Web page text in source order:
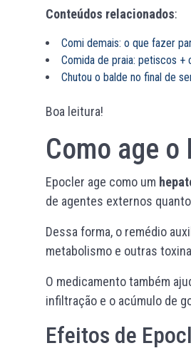
Conteúdos relacionados:
Comi demais: o que fazer
Comida de praia: petiscos
Chutou o balde no final de
Boa leitura!
Como age o
Epocler age como um
de agentes externos
Dessa forma, o remédio
metabolismo e outras
O medicamento também
infiltração e o acúmulo de
Efeitos de